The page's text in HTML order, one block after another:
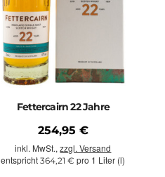
Fettercairn 22 Jahre
254,95 €
inkl. MwSt.,zzgl. Versand
entspricht364,21 € pro 1 Liter (l)